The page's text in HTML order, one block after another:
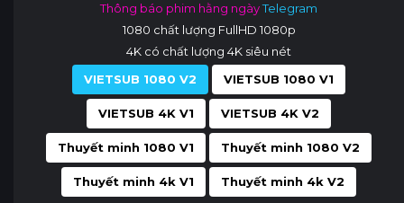
Thông báo phim hằng ngàyTelegram
1080 chất lượng FullHD 1080p
4K có chất lượng 4K siêu nét
VIETSUB 1080 V2
VIETSUB 1080 V1
VIETSUB 4K V1 VIETSUB 4K V2
Thuyết minh 1080 V1 Thuyết minh 1080 V2
Thuyết minh 4k V1 Thuyết minh 4k V2